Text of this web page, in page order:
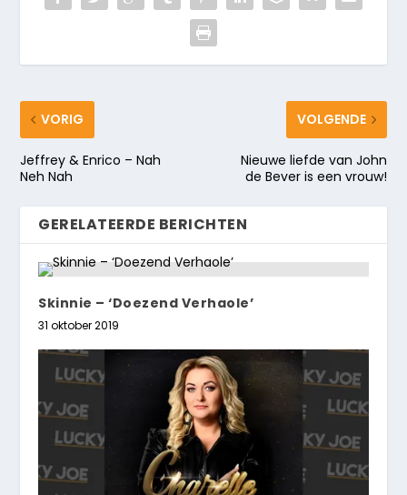
VORIG
Jeffrey & Enrico – Nah
Neh Nah
VOLGENDE
Nieuwe liefde van John
de Bever is een vrouw!
GERELATEERDE BERICHTEN
Skinnie – ‘Doezend Verhaole’
31 oktober 2019